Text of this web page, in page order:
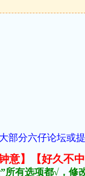
分六仔论坛或
意】【好久不
有选项都√，修